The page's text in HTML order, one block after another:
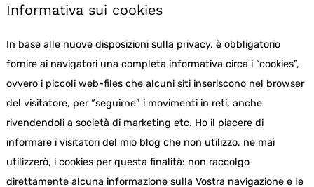
Informativa sui cookies
In base alle nuove disposizioni sulla privacy, è obbligatorio
fornire ai navigatori una completa informativa circa i “cookies”,
ovvero i piccoli web-files che alcuni siti inseriscono nel browser
del visitatore, per “seguirne” i movimenti in reti, anche
rivendendoli a società di marketing etc. Ho il piacere di
informare i visitatori del mio blog che non utilizzo, ne mai
utilizzerò, i cookies per questa finalità: non raccolgo
direttamente alcuna informazione sulla Vostra navigazione e le